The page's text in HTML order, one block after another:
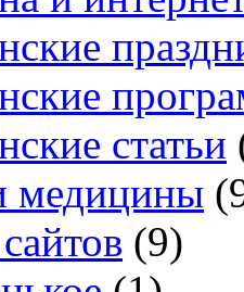
статьи
медицины
(9)